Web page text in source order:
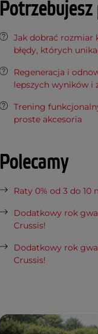
Jak dobrać rozmiar
błędy, których
Regeneracja i
lepszych wyników i
Trening
proste akcesoria
Polecamy
Raty 0% od 3 do 10
Dodatkowy rok
Crussis!
Dodatkowy rok
Crussis!